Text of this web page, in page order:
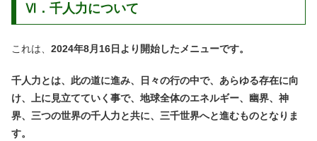
Ⅵ．千人力について
これは、 2024年8月16日より開始したメニューです。
千人力とは、此の道に進み、日々の行の中で、あらゆる存在に向
け、上に見立てていく事で、地球全体のエネルギー、幽界、神
界、三つの世界の千人力と共に、三千世界へと進むものとなりま
す。